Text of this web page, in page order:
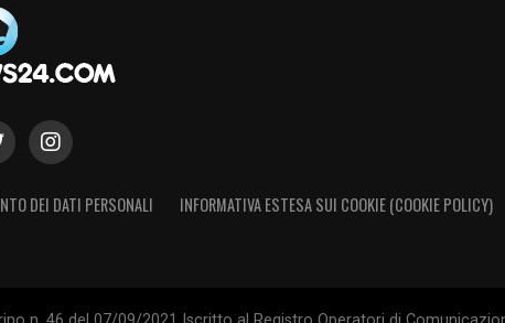
DEI DATI PERSONALI INFORMATIVA ESTESA SUI COOKIE (COOKIE POLICY)